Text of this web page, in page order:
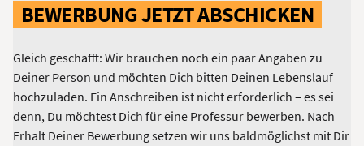
BEWERBUNG JETZT ABSCHICKEN
Gleich geschafft: Wir brauchen noch ein paar Angaben zu
Deiner Person und möchten Dich bitten Deinen Lebenslauf
hochzuladen. Ein Anschreiben ist nicht erforderlich – es sei
denn, Du möchtest Dich für eine Professur bewerben. Nach
Erhalt Deiner Bewerbung setzen wir uns baldmöglichst mit Dir